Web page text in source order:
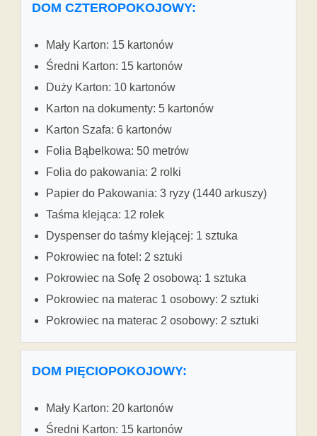
DOM CZTEROPOKOJOWY:
Mały Karton: 15 kartonów
Średni Karton: 15 kartonów
Duży Karton: 10 kartonów
Karton na dokumenty: 5 kartonów
Karton Szafa: 6 kartonów
Folia Bąbelkowa: 50 metrów
Folia do pakowania: 2 rolki
Papier do Pakowania: 3 ryzy (1440 arkuszy)
Taśma klejąca: 12 rolek
Dyspenser do taśmy klejącej: 1 sztuka
Pokrowiec na fotel: 2 sztuki
Pokrowiec na Sofę 2 osobową: 1 sztuka
Pokrowiec na materac 1 osobowy: 2 sztuki
Pokrowiec na materac 2 osobowy: 2 sztuki
DOM PIĘCIOPOKOJOWY:
Mały Karton: 20 kartonów
Średni Karton: 15 kartonów